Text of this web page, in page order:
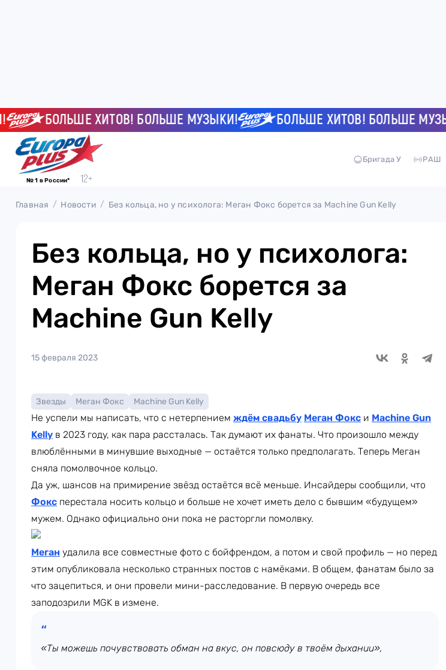
БОЛЬШЕ ХИТОВ! БОЛЬШЕ МУЗЫКИ! БОЛЬШЕ ХИТОВ! БОЛЬШЕ МУЗЫКИ!
№ 1 в России*
Бригада У РАШ
Главная Новости Без кольца, но у психолога: Меган Фокс борется за Machine Gun Kelly
Без кольца, но у психолога:
Меган Фокс борется за
Machine Gun Kelly
15 февраля 2023
Звезды Меган Фокс Machine Gun Kelly
Не успели мы написать, что с нетерпением ждём свадьбу Меган Фокс и Machine Gun
Kelly в 2023 году, как пара рассталась. Так думают их фанаты. Что произошло между
влюблёнными в минувшие выходные — остаётся только предполагать. Теперь Меган
сняла помолвочное кольцо.
Да уж, шансов на примирение звёзд остаётся всё меньше. Инсайдеры сообщили, что
Фокс перестала носить кольцо и больше не хочет иметь дело с бывшим «будущем»
мужем. Однако официально они пока не расторгли помолвку.
Меган удалила все совместные фото с бойфрендом, а потом и свой профиль — но перед
этим опубликовала несколько странных постов с намёками. В общем, фанатам было за
что зацепиться, и они провели мини-расследование. В первую очередь все
заподозрили MGK в измене.
«Ты можешь почувствовать обман на вкус, он повсюду в твоём дыхании»,